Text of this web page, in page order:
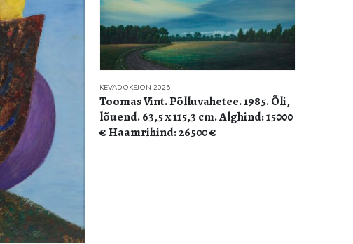
KEVADOKSJON 2025
Toomas Vint. Põlluvahetee. 1985. Õli,
lõuend. 63,5 x 115,3 cm. Alghind: 15000
€ Haamrihind: 26500 €